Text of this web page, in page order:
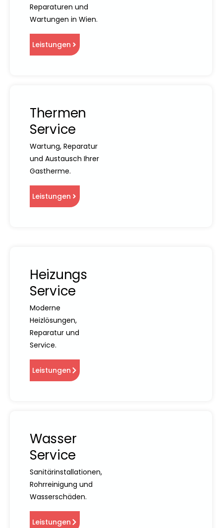
Reparaturen und
Wartungen in Wien.
Leistungen
Thermen
Service
Wartung, Reparatur
und Austausch Ihrer
Gastherme.
Leistungen
Heizungs
Service
Moderne
Heizlösungen,
Reparatur und
Service.
Leistungen
Wasser
Service
Sanitärinstallationen,
Rohrreinigung und
Wasserschäden.
Leistungen